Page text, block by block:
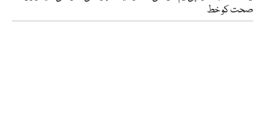
صحت کو خط